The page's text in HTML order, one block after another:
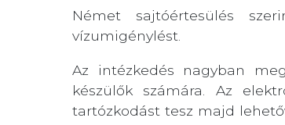
Német sajtóértesülés
vízumigénylést.
Az intézkedés nagyban
készülők számára. Az
tartózkodást tesz majd